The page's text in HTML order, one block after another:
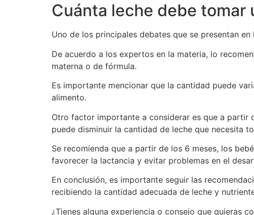
Cuánta leche debe tomar
Uno de los principales debates que se presentan
De acuerdo a los expertos en la materia, lo
materna o de fórmula.
Es importante mencionar que la cantidad puede
alimento.
Otro factor importante a considerar es que a partir
puede disminuir la cantidad de leche que necesita
Se recomienda que a partir de los 6 meses, los
favorecer la lactancia y evitar problemas en el
En conclusión, es importante seguir las
recibiendo la cantidad adecuada de leche y
¿Tienes alguna experiencia o consejo que quieras